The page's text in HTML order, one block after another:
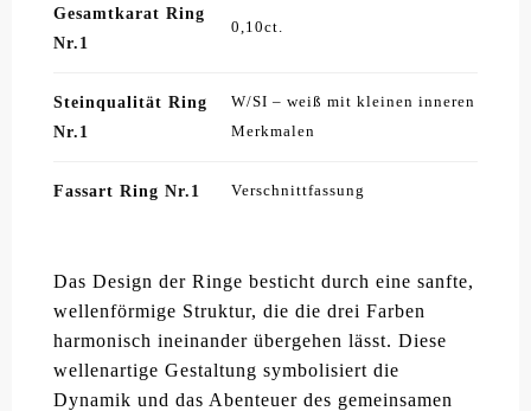
Gesamtkarat Ring
Nr.1
0,10ct.
Steinqualität Ring
Nr.1
W/SI – weiß mit kleinen inneren
Merkmalen
Fassart Ring Nr.1 Verschnittfassung
Das Design der Ringe besticht durch eine sanfte,
wellenförmige Struktur, die die drei Farben
harmonisch ineinander übergehen lässt. Diese
wellenartige Gestaltung symbolisiert die
Dynamik und das Abenteuer des gemeinsamen